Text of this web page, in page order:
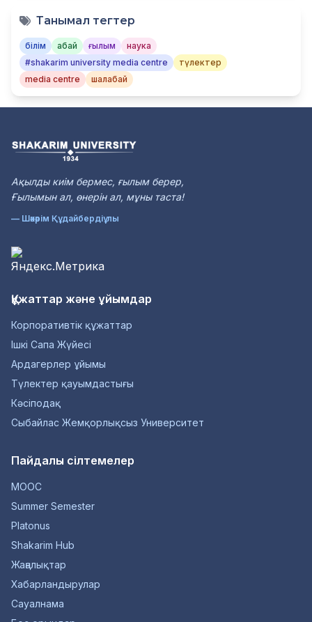
Танымал тегтер
білім абай ғылым
наука
#shakarim university media centre
түлектер
media centre
шалабай
Ақылды киiм бермес, ғылым берер,
Ғылымын ал, өнерiн ал, мұны таста!
— Шәкәрім Құдайбердіұлы
Құжаттар және ұйымдар
Корпоративтік құжаттар
Ішкі Сапа Жүйесі
Ардагерлер ұйымы
Түлектер қауымдастығы
Кәсіподақ
Сыбайлас Жемқорлықсыз Университет
Пайдалы сілтемелер
MOOC
Summer Semester
Platonus
Shakarim Hub
Жаңалықтар
Хабарландырулар
Сауалнама